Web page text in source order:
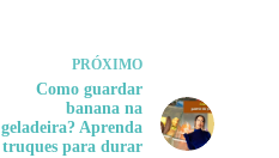
PRÓXIMO
Como guardar
banana na
geladeira? Aprenda
truques para durar